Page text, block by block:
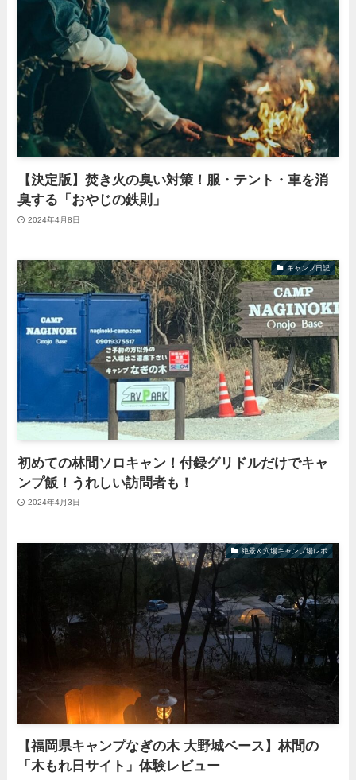
【決定版】焚き火の臭い対策！服・テント・車を消
臭する「おやじの鉄則」
2024年4月8日
キャンプ日記
初めての林間ソロキャン！付録グリドルだけでキャ
ンプ飯！うれしい訪問者も！
2024年4月3日
絶景＆穴場キャンプ場レポ
【福岡県キャンプなぎの木 大野城ベース】林間の
「木もれ日サイト」体験レビュー